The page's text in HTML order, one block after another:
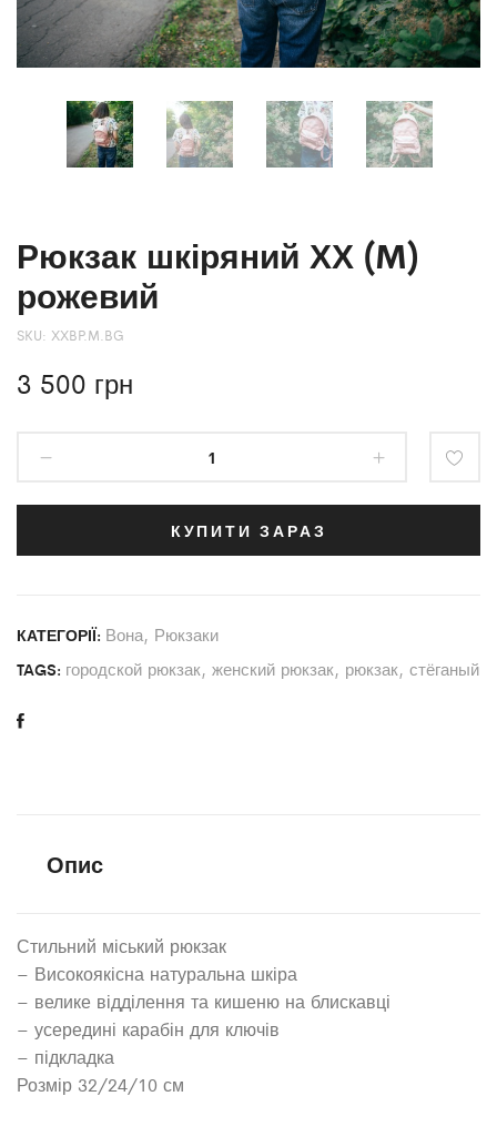
Рюкзак шкіряний ХХ (M)
рожевий
SKU: XXBP.M.BG
3 500 грн
КУПИТИ ЗАРАЗ
КАТЕГОРІЇ: Вона, Рюкзаки
TAGS: городской рюкзак, женский рюкзак, рюкзак, стёганый
Опис
Стильний міський рюкзак
– Високоякісна натуральна шкіра
– велике відділення та кишеню на блискавці
– усередині карабін для ключів
– підкладка
Розмір 32/24/10 см